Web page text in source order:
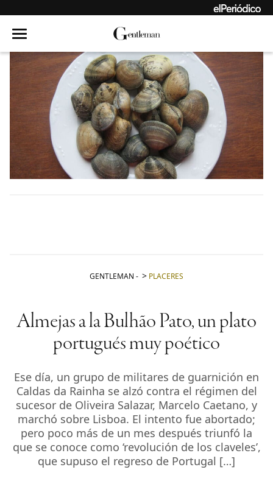
GENTLEMAN - PLACERES
Almejas a la Bulhão Pato, un plato
portugués muy poético
Ese día, un grupo de militares de guarnición en
Caldas da Rainha se alzó contra el régimen del
sucesor de Oliveira Salazar, Marcelo Caetano, y
marchó sobre Lisboa. El intento fue abortado;
pero poco más de un mes después triunfó la
que se conoce como ‘revolución de los claveles’,
que supuso el regreso de Portugal […]